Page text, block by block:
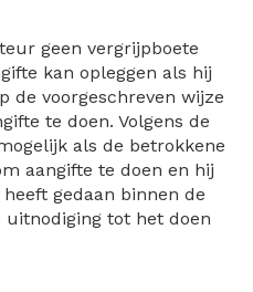
geen vergrijpboete
kan opleggen als hij
de voorgeschreven wijze
te doen. Volgens de
als de betrokkene
aangifte te doen en hij
gedaan binnen de
tot het doen